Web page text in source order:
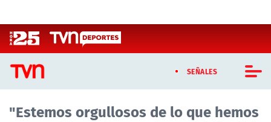
SEÑALES
CASTING MASTERCHEF CHILE
"Estemos orgullosos de lo que hemos